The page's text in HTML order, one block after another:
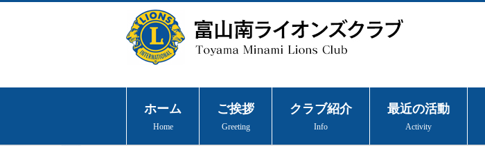
ホーム
Home
ご挨拶
Greeting
クラブ紹介
Info
最近の活動
Activity